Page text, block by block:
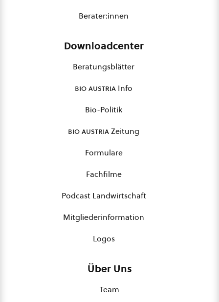
Berater:innen
Downloadcenter
Beratungsblätter
bio austria Info
Bio-Politik
bio austriaZeitung
Formulare
Fachfilme
Podcast Landwirtschaft
Mitgliederinformation
Logos
Über Uns
Team